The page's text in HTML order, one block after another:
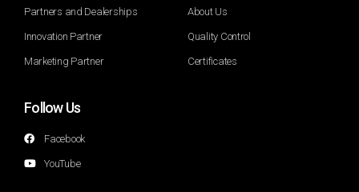
Partners and Dealerships
Innovation Partner
Marketing Partner
About Us
Quality Control
Certificates
Follow Us
Facebook
YouTube